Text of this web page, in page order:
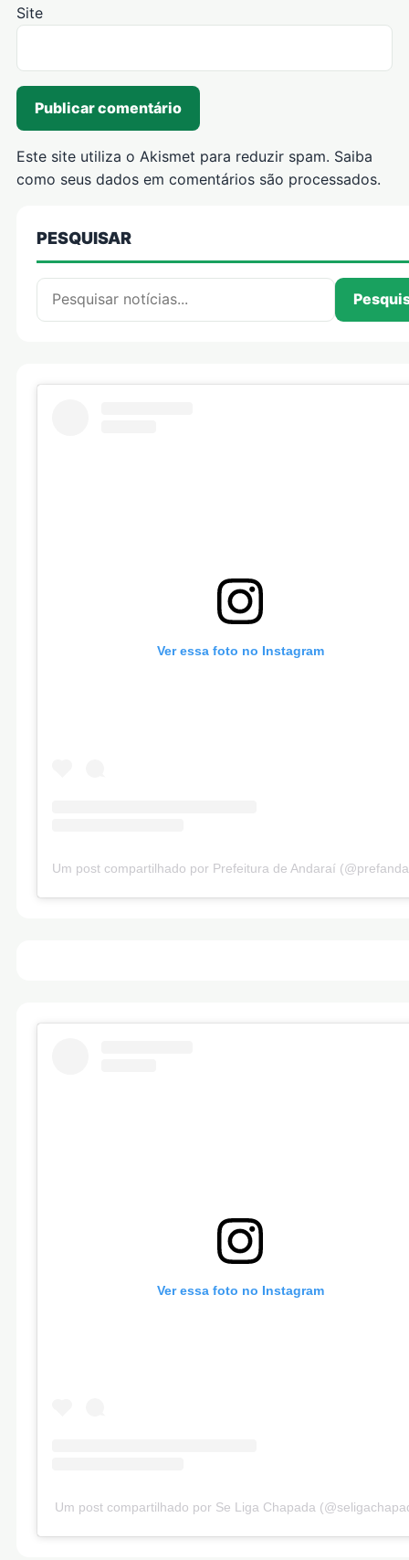
Site
Este site utiliza o Akismet para reduzir spam. Saiba
como seus dados em comentários são processados.
PESQUISAR
Pesquisar por:
Ver essa foto no Instagram
Um post compartilhado por Prefeitura de Andaraí
Ver essa foto no Instagram
Um post compartilhado por Se Liga Chapada